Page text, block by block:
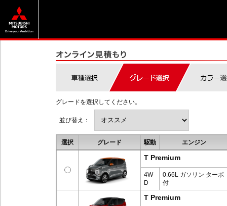
グレードを選択してください。
並び替え：
選択 グレード 駆動 エンジン
T Premium
4W
D
0.66L ガソリン ターボ
付
T Premium